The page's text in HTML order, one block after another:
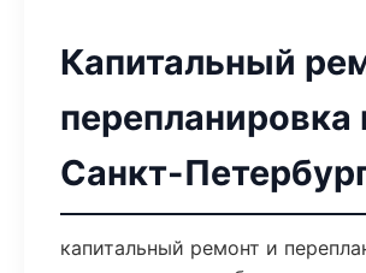
Капитальный
перепланировка
Санкт-
капитальный ремонт и